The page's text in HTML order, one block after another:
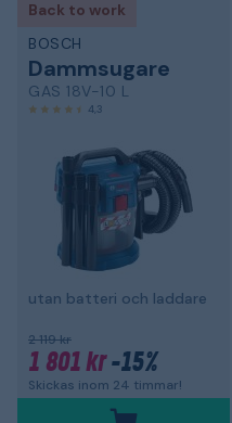
Back to work
BOSCH
Dammsugare
GAS 18V-10 L
4,3
utan batteri och laddare
2 119 kr
1 801 kr-15%
Skickas inom 24 timmar!